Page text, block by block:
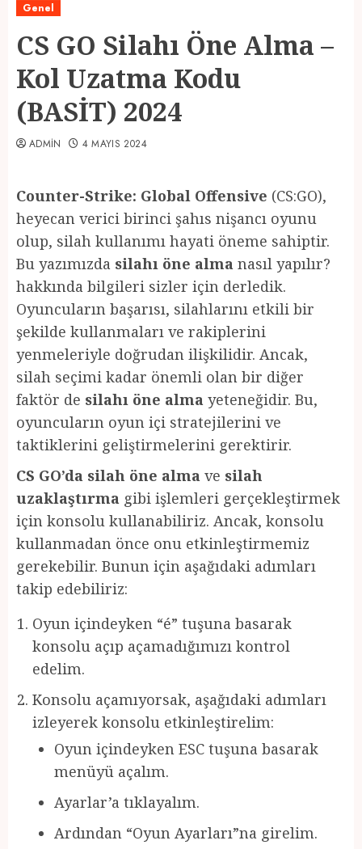
Genel
CS GO Silahı Öne Alma –
Kol Uzatma Kodu
(BASİT) 2024
ADMIN 4 MAYIS 2024
Counter-Strike: Global Offensive (CS:GO),
heyecan verici birinci şahıs nişancı oyunu
olup, silah kullanımı hayati öneme sahiptir.
Bu yazımızda silahı öne alma nasıl yapılır?
hakkında bilgileri sizler için derledik.
Oyuncuların başarısı, silahlarını etkili bir
şekilde kullanmaları ve rakiplerini
yenmeleriyle doğrudan ilişkilidir. Ancak,
silah seçimi kadar önemli olan bir diğer
faktör de silahı öne alma yeteneğidir. Bu,
oyuncuların oyun içi stratejilerini ve
taktiklerini geliştirmelerini gerektirir.
CS GO’da silah öne alma ve silah
uzaklaştırma gibi işlemleri gerçekleştirmek
için konsolu kullanabiliriz. Ancak, konsolu
kullanmadan önce onu etkinleştirmemiz
gerekebilir. Bunun için aşağıdaki adımları
takip edebiliriz:
Oyun içindeyken “é” tuşuna basarak
konsolu açıp açamadığımızı kontrol
edelim.
Konsolu açamıyorsak, aşağıdaki adımları
izleyerek konsolu etkinleştirelim:
Oyun içindeyken ESC tuşuna basarak
menüyü açalım.
Ayarlar’a tıklayalım.
Ardından “Oyun Ayarları”na girelim.